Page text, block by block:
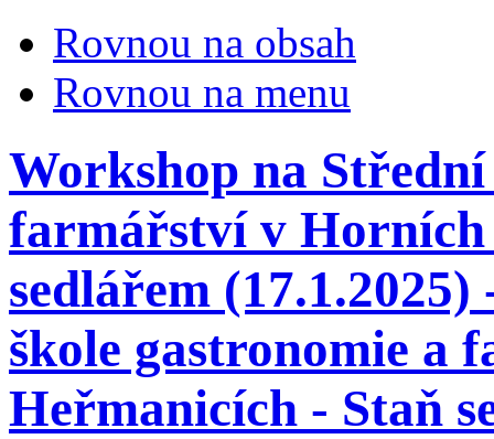
Rovnou na obsah
Rovnou na menu
Workshop na
farmářství v Horních
sedlářem
škole gastronomie a
Heřmanicích - Staň